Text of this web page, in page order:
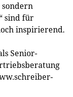
sind für
inspirierend.
Senior-